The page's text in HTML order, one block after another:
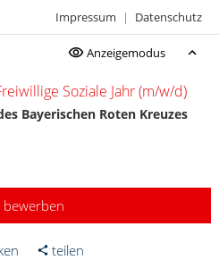
Impressum | Datenschutz
Anzeigemodus
Soziale Jahr (m/w/d)
Bayerischen Roten Kreuzes
bewerben
teilen